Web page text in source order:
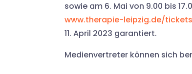
sowie am 6. Mai von 9.00 bis
www.therapie-leipzig.de/tickets
11. April 2023 garantiert.
Medienvertreter können sich